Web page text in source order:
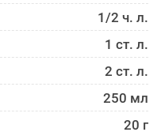
1/2 ч. л.
1 ст. л.
2 ст. л.
250 мл
20 г